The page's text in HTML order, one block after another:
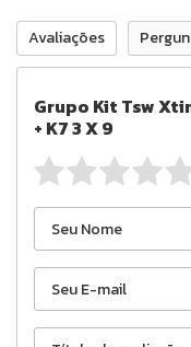
Avaliações
Grupo Kit Tsw
+ K7 3 X 9